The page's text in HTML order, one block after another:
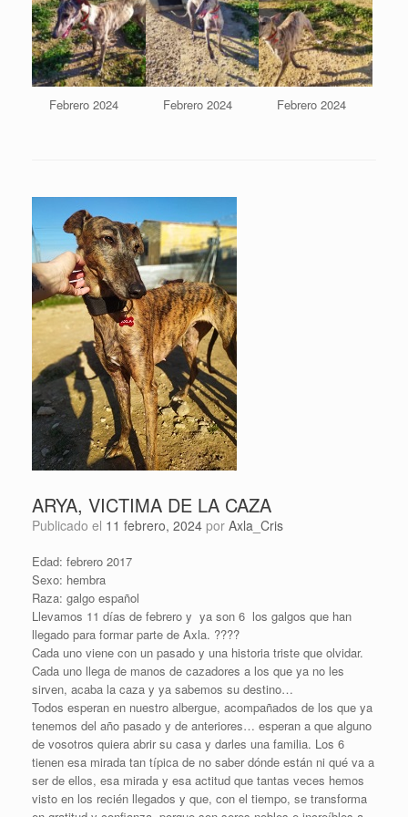
Febrero 2024 Febrero 2024 Febrero 2024
ARYA, VICTIMA DE LA CAZA
Publicado el 11 febrero, 2024 por Axla_Cris
Edad: febrero 2017
Sexo: hembra
Raza: galgo español
Llevamos 11 días de febrero y ya son 6 los galgos que han
llegado para formar parte de Axla. ????
Cada uno viene con un pasado y una historia triste que olvidar.
Cada uno llega de manos de cazadores a los que ya no les
sirven, acaba la caza y ya sabemos su destino…
Todos esperan en nuestro albergue, acompañados de los que ya
tenemos del año pasado y de anteriores… esperan a que alguno
de vosotros quiera abrir su casa y darles una familia. Los 6
tienen esa mirada tan típica de no saber dónde están ni qué va a
ser de ellos, esa mirada y esa actitud que tantas veces hemos
visto en los recién llegados y que, con el tiempo, se transforma